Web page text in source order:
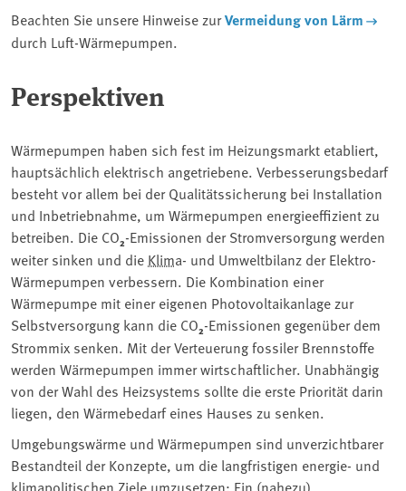
Beachten Sie unsere Hinweise zurVermeidung von Lärm
durch Luft-Wärmepumpen.
Perspektiven
Wärmepumpen haben sich fest im Heizungsmarkt etabliert,
hauptsächlich elektrisch angetriebene. Verbesserungsbedarf
besteht vor allem bei der Qualitätssicherung bei Installation
und Inbetriebnahme, um Wärmepumpen energieeffizient zu
betreiben. Die CO₂-Emissionen der Stromversorgung werden
weiter sinken und die ⁠ Klima⁠- und Umweltbilanz der Elektro-
Wärmepumpen verbessern. Die Kombination einer
Wärmepumpe mit einer eigenen Photovoltaikanlage zur
Selbstversorgung kann die CO₂-Emissionen gegenüber dem
Strommix senken. Mit der Verteuerung fossiler Brennstoffe
werden Wärmepumpen immer wirtschaftlicher. Unabhängig
von der Wahl des Heizsystems sollte die erste Priorität darin
liegen, den Wärmebedarf eines Hauses zu senken.
Umgebungswärme und Wärmepumpen sind unverzichtbarer
Bestandteil der Konzepte, um die langfristigen energie- und
klimapolitischen Ziele umzusetzen: Ein (nahezu)